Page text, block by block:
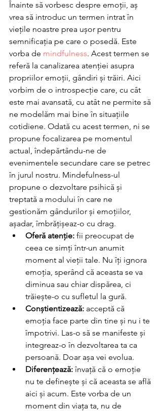
Înainte să vorbesc despre emoții, aș
vrea să introduc un termen intrat în
viețile noastre prea ușor pentru
semnificația pe care o posedă. Este
vorba de mindfulness. Acest termen se
referă la canalizarea atenției asupra
propriilor emoții, gândiri și trăiri. Aici
vorbim de o introspecție care, cu cât
este mai avansată, cu atât ne permite să
ne modelăm mai bine în situațiile
cotidiene. Odată cu acest termen, ni se
propune focalizarea pe momentul
actual, îndepărtându-ne de
evenimentele secundare care se petrec
în jurul nostru. Mindefulness-ul
propune o dezvoltare psihică și
treptată a modului în care ne
gestionăm gândurilor și emoțiilor,
așadar, îmbrățișeaz-o cu drag.
Oferă atenție: fii preocupat de
ceea ce simți într-un anumit
moment al vieții tale. Nu îți ignora
emoția, sperând că aceasta se va
diminua sau chiar dispărea, ci
trăiește-o cu sufletul la gură.
Conștientizează: acceptă că
emoția face parte din tine și nu i te
împotrivi. Las-o să se manifeste și
integreaz-o în dezvoltarea ta ca
persoană. Doar așa vei evolua.
Diferențează: învață că o emoție
nu te definește și că aceasta se află
aici și acum. Este vorba de un
moment din viața ta, nu de